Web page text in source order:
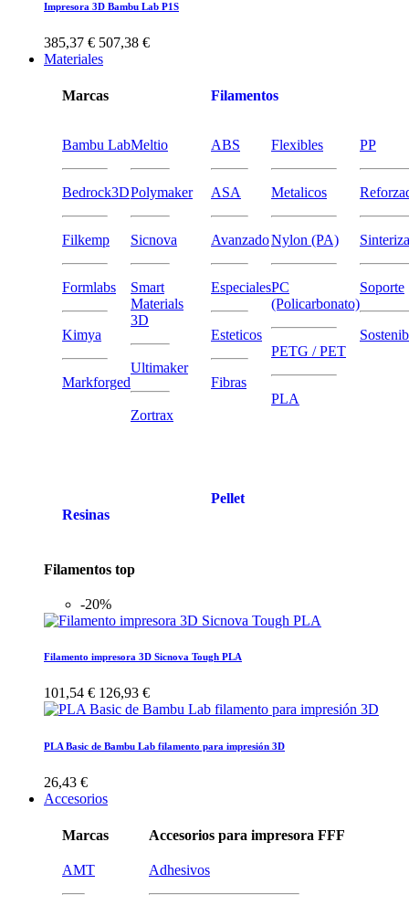
Impresora 3D Bambu Lab P1S
385,37 € 507,38 €
Materiales
Marcas
Bambu Lab
Bedrock3D
Filkemp
Formlabs
Kimya
Markforged
Meltio
Polymaker
Sicnova
Smart
Materials
3D
Ultimaker
Zortrax
Resinas
Filamentos
ABS
ASA
Avanzado
Especiales
Esteticos
Fibras
Flexibles
Metalicos
Nylon (PA)
PC
(Policarbonato)
PETG / PET
PLA
PP
Soporte
Pellet
Filamentos top
-20%
Filamento impresora 3D Sicnova Tough PLA
101,54 € 126,93 €
PLA Basic de Bambu Lab filamento para impresión 3D
26,43 €
Accesorios
Marcas
AMT
Accesorios para impresora FFF
Adhesivos